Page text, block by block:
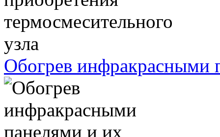
Обогрев инфракрасными